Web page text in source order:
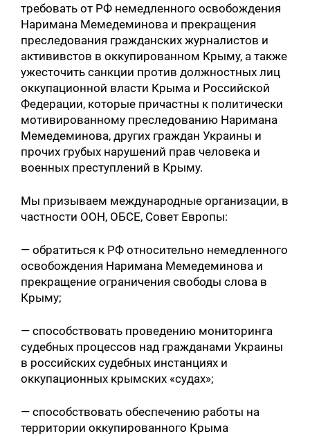
требовать от РФ немедленного освобождения
Наримана Мемедеминова и прекращения
преследования гражданских журналистов и
актививстов в оккупированном Крыму, а также
ужесточить санкции против должностных лиц
оккупационной власти Крыма и Российской
Федерации, которые причастны к политически
мотивированному преследованию Наримана
Мемедеминова, других граждан Украины и
прочих грубых нарушений прав человека и
военных преступлений в Крыму.
Мы призываем международные организации, в
частности ООН, ОБСЕ, Совет Европы:
— обратиться к РФ относительно немедленного
освобождения Наримана Мемедеминова и
прекращение ограничения свободы слова в
Крыму;
— способствовать проведению мониторинга
судебных процессов над гражданами Украины
в российских судебных инстанциях и
оккупационных крымских «судах»;
— способствовать обеспечению работы на
территории оккупированного Крыма